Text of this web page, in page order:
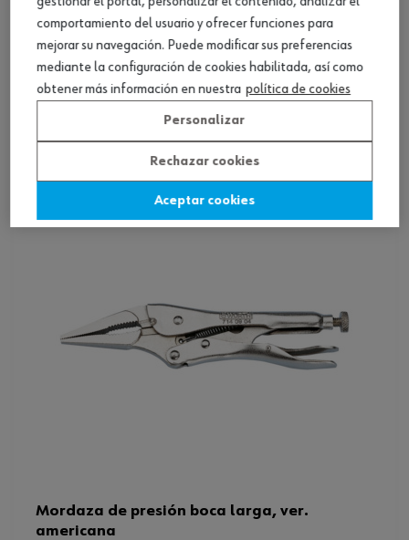
Mordaza de presión ZEBRA con boca recta
Ver producto
Mordaza de presión boca larga, ver.
americana
comportamiento del usuario y ofrecer funciones para
mejorar su navegación. Puede modificar sus preferencias
mediante la configuración de cookies habilitada, así como
obtener más información en nuestra política de cookies
Personalizar
Rechazar cookies
Aceptar cookies